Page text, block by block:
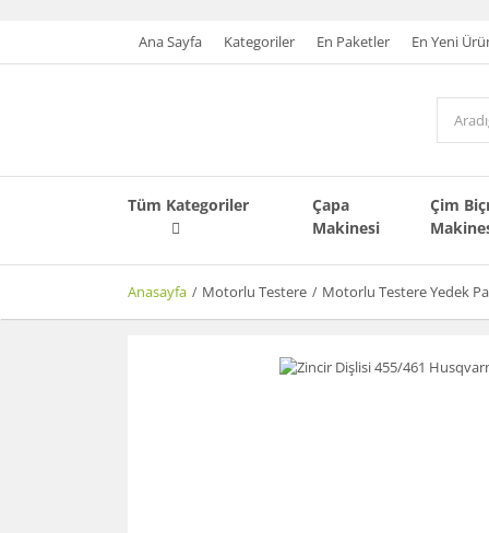
Ana Sayfa Kategoriler En Paketler En Yeni
Tüm Kategoriler
Çapa
Makinesi
Çim
Anasayfa Motorlu Testere Motorlu Testere Yedek